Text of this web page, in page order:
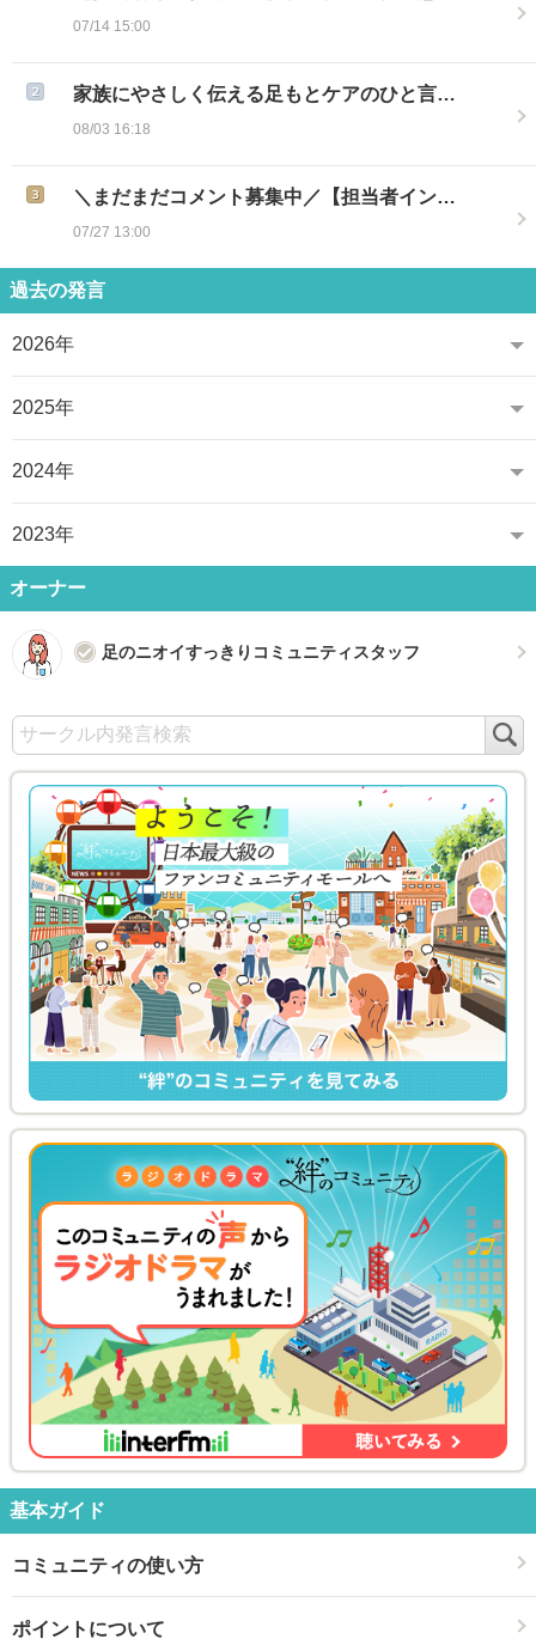
07/14 15:00
家族にやさしく伝える足もとケアのひと言…
08/03 16:18
＼まだまだコメント募集中／【担当者イン…
07/27 13:00
過去の発言
2026年
2025年
2024年
2023年
オーナー
足のニオイすっきりコミュニティスタッフ
索
基本ガイド
コミュニティの使い方
ポイントについて